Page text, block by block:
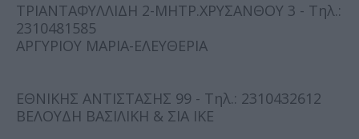
ΤΡΙΑΝΤΑΦΥΛΛΙΔΗ 2-ΜΗΤΡ.ΧΡΥΣΑΝΘΟΥ 3 - Τηλ.:
2310481585
ΑΡΓΥΡΙΟΥ ΜΑΡΙΑ-ΕΛΕΥΘΕΡΙΑ
ΕΘΝΙΚΗΣ ΑΝΤΙΣΤΑΣΗΣ 99 - Τηλ.: 2310432612
ΒΕΛΟΥΔΗ ΒΑΣΙΛΙΚΗ & ΣΙΑ ΙΚΕ